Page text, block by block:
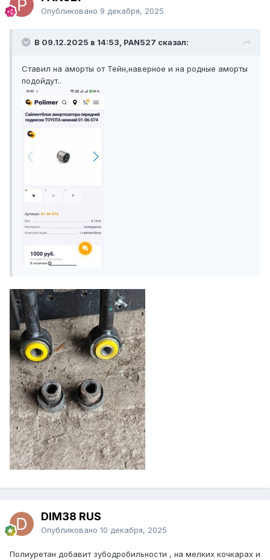
Опубликовано 9 декабря, 2025
В 09.12.2025 в 14:53, PAN527 сказал:
Ставил на аморты от Тейн,наверное и на родные аморты
подойдут..
DIM38 RUS
Опубликовано 10 декабря, 2025
Полиуретан добавит зубодробильности , на мелких кочкарах и